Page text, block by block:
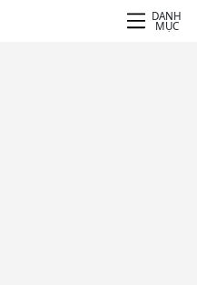
DANH
MỤC